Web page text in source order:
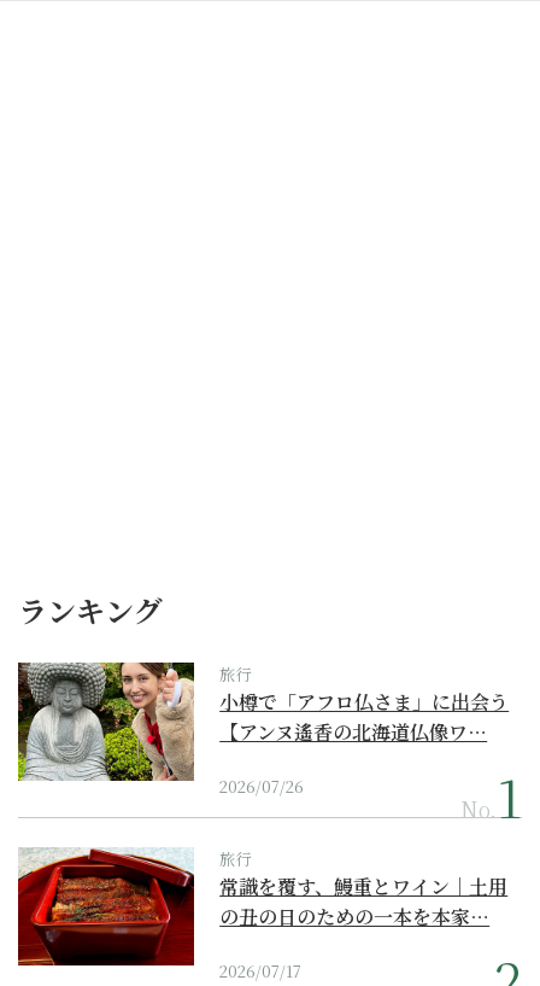
ランキング
旅行
小樽で「アフロ仏さま」に出会う
【アンヌ遙香の北海道仏像ワ…
2026/07/26
No.
旅行
常識を覆す、鰻重とワイン｜土用
の丑の日のための一本を本家…
2026/07/17